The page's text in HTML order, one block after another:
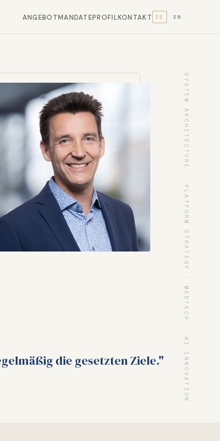
ANGEBOTMANDATEPROFILKONTAKT DE EN
SYSTEM ARCHITECTURE · PLATFORM STRATEGY · MEDTECH · AI INNOVATION
die gesetzten Ziele."